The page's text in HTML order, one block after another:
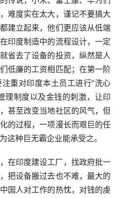
难度实在太大，谨记不要搞大
建立起来，他们更应该从低端
印度制造中的流程设计，一定
省去了设备的投资，纵然是人
低廉的工资相匹配；在第一阶
重对印度本土员工进行”洗心
理制度以及金钱的刺激，让印
甚至改变当地社区的风气，但
的过程，一项漫长而艰巨的任
这种巨无霸企业能承受之。
在印度建设工厂，找政府批一
把设备搬过去也不难，最大的
国人对工作的热忱，对钱的虔